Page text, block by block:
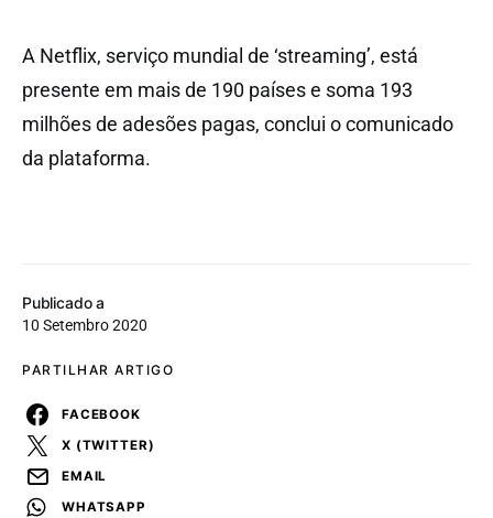
Publicado a
10 Setembro 2020
PARTILHAR ARTIGO
FACEBOOK
X (TWITTER)
EMAIL
WHATSAPP
A Netflix, serviço mundial de ‘streaming’, está
presente em mais de 190 países e soma 193
milhões de adesões pagas, conclui o comunicado
da plataforma.